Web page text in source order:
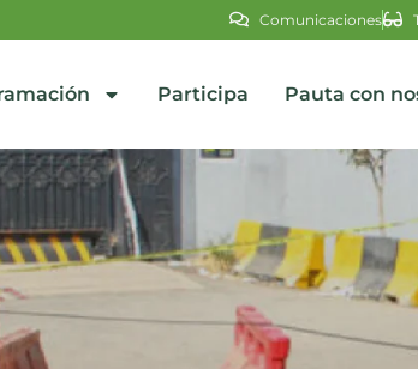
Comunicaciones
Participa Pauta con